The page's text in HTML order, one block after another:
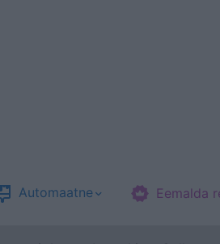
Automaatne Eemalda